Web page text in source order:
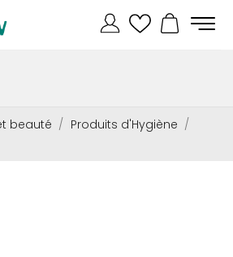
beauté
Produits d'Hygiène